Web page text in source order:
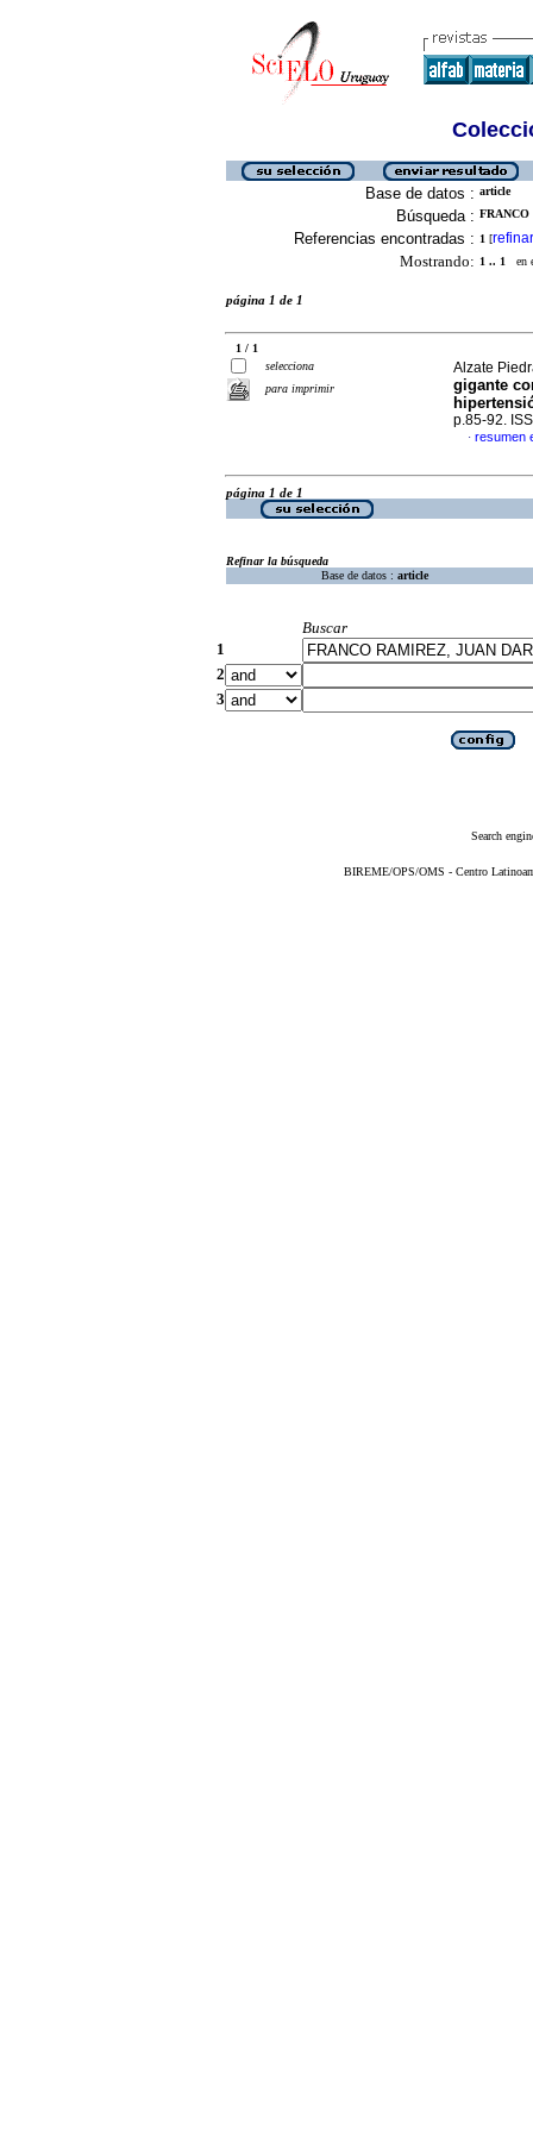
Base de datos : article
Búsqueda :
Referencias encontradas : 1 [refinar
Mostrando: 1 .. 1 en
página 1 de 1
1 / 1
selecciona
para imprimir
Alzate
gigante
p.85-92.
· resumen
página 1 de 1
Refinar la búsqueda
Base de datos : article
Buscar
1
2
3
Search
BIREME/OPS/OMS - Centro